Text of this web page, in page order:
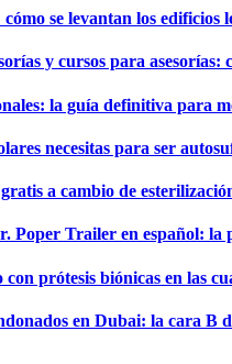
se levantan los edificios
y cursos para asesorías:
la guía definitiva para
necesitas para ser
a cambio de
Poper Trailer en español: la
prótesis biónicas en las
en Dubai: la cara B